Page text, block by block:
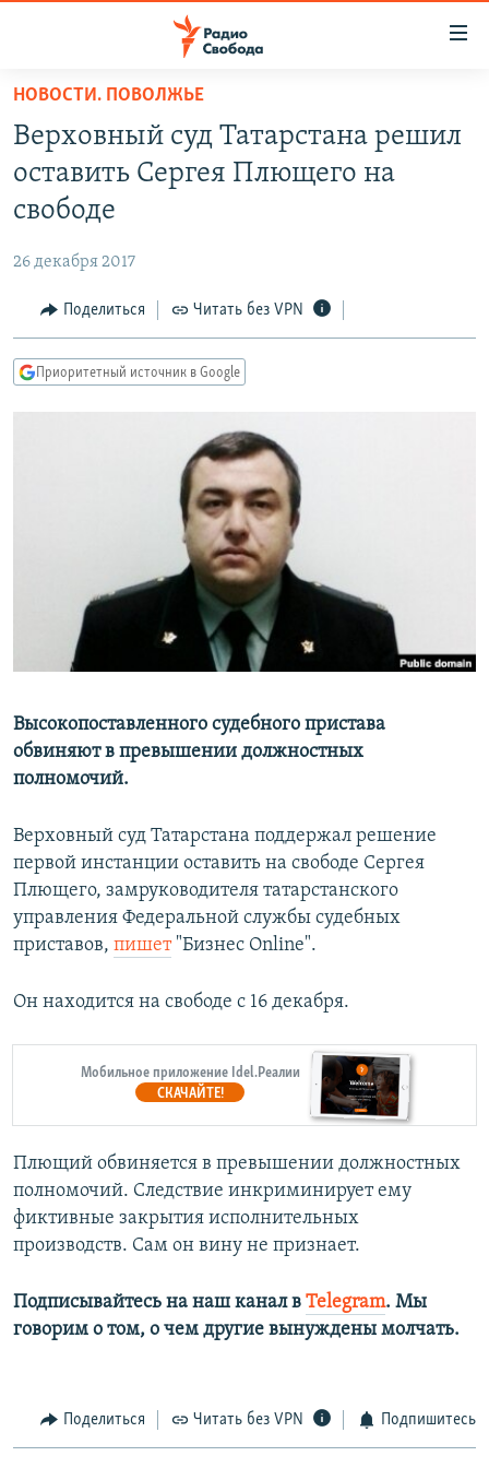
упрощенного
доступа
основному
Вернутся
Вернутся
ПОДКАСТЫ
АВТОРСКИЕ ПРОЕКТЫ
МНЕНИЯ
КУЛЬТУРА
КАВКАЗ.РЕАЛИИ
РАСПИСАНИЕ ВЕЩАНИЯ
ПОДПИШИТЕСЬ НА РАССЫЛКУ
СОЦИАЛЬНЫЕ СЕТИ
Все сайты РСЕ/РС
НОВОСТИ. ПОВОЛЖЬЕ
Верховный суд Татарстана решил
оставить Сергея Плющего на
свободе
26 декабря 2017
Поделиться Читать без VPN
Приоритетный источник в Google
Высокопоставленного судебного пристава
обвиняют в превышении должностных
полномочий.
Верховный суд Татарстана поддержал решение
первой инстанции оставить на свободе Сергея
Плющего, замруководителя татарстанского
управления Федеральной службы судебных
приставов, пишет"Бизнес Online".
Он находится на свободе с 16 декабря.
Мобильное приложение Idel.Реалии
СКАЧАЙТЕ!
Плющий обвиняется в превышении должностных
полномочий. Следствие инкриминирует ему
фиктивные закрытия исполнительных
производств. Сам он вину не признает.
Подписывайтесь на наш канал в Telegram. Мы
говорим о том, о чем другие вынуждены молчать.
Поделиться Читать без VPN Подпишитесь